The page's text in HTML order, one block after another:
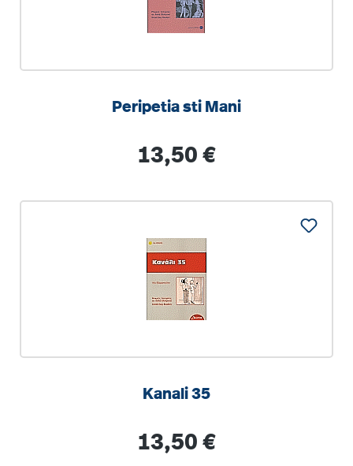
Peripetia sti Mani
Regulärer Preis:
13,50 €
Kanali 35
Regulärer Preis:
13,50 €